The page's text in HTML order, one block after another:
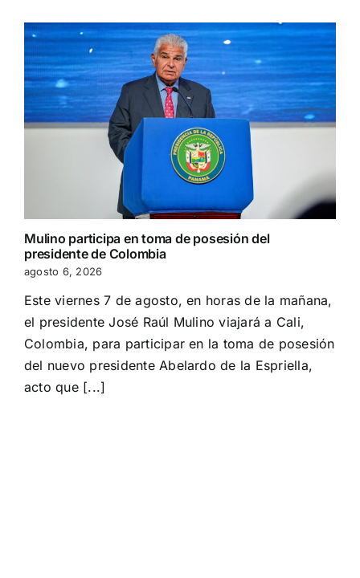
Mulino participa en toma de posesión del
presidente de Colombia
agosto 6, 2026
Este viernes 7 de agosto, en horas de la mañana,
el presidente José Raúl Mulino viajará a Cali,
Colombia, para participar en la toma de posesión
del nuevo presidente Abelardo de la Espriella,
acto que [...]